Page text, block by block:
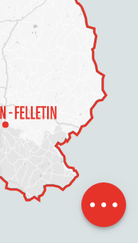
Zeitplan